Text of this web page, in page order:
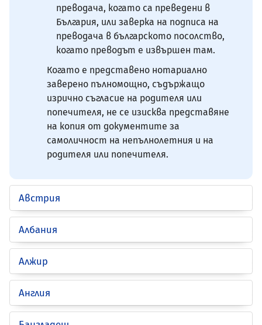
преводача, когато са преведени в
България, или заверка на подписа на
преводача в българското посолство,
когато преводът е извършен там.
Когато е представено нотариално
заверено пълномощно, съдържащо
изрично съгласие на родителя или
попечителя, не се изисква представяне
на копия от документите за
самоличност на непълнолетния и на
родителя или попечителя.
Австрия
Албания
Алжир
Англия